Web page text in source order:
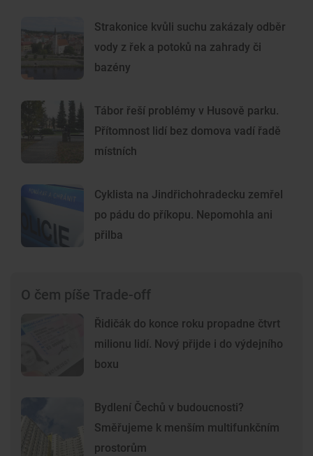
Strakonice kvůli suchu zakázaly odběr
vody z řek a potoků na zahrady či
bazény
Tábor řeší problémy v Husově parku.
Přítomnost lidí bez domova vadí řadě
místních
Cyklista na Jindřichohradecku zemřel
po pádu do příkopu. Nepomohla ani
přilba
O čem píše Trade-off
Řidičák do konce roku propadne čtvrt
milionu lidí. Nový přijde i do výdejního
boxu
Bydlení Čechů v budoucnosti?
Směřujeme k menším multifunkčním
prostorům